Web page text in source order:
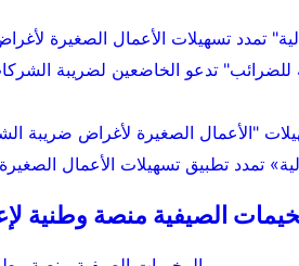
تمدد تسهيلات الأعمال الصغيرة
"الأعمال الصغيرة لأغراض ضريبة
تمدد تطبيق تسهيلات الأعمال
الصيفية منصة وطنية